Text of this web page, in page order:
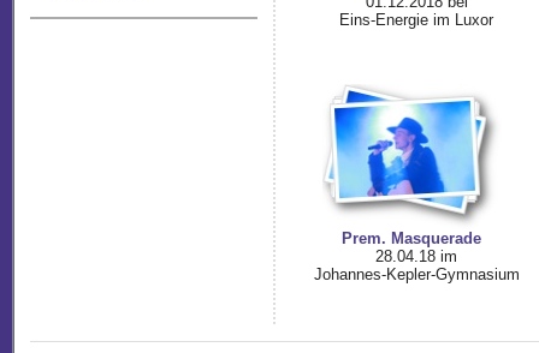
Eins-Energie im Luxor
Prem. Masquerade
28.04.18 im
Johannes-Kepler-Gymnasium